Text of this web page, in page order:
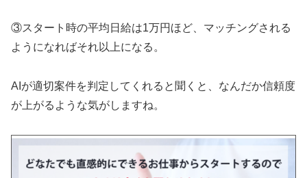
③スタート時の平均日給は1万円ほど、マッチングされる
ようになればそれ以上になる。
AIが適切案件を判定してくれると聞くと、なんだか信頼度
が上がるような気がしますね。